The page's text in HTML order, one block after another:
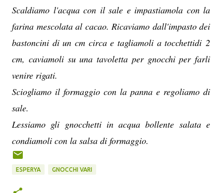
Scaldiamo l'acqua con il sale e impastiamola con la
farina mescolata al cacao. Ricaviamo dall'impasto dei
bastoncini di un cm circa e tagliamoli a tocchettidi 2
cm, caviamoli su una tavoletta per gnocchi per farli
venire rigati.
Sciogliamo il formaggio con la panna e regoliamo di
sale.
Lessiamo gli gnocchetti in acqua bollente salata e
condiamoli con la salsa di formaggio.
ESPERYA GNOCCHI VARI